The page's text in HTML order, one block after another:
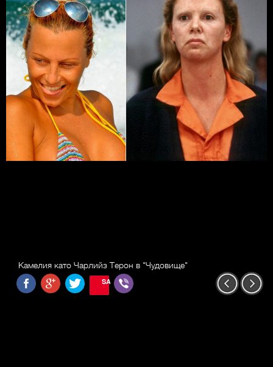
Камелия като Чарлийз Терон в "Чудовище"
SAVE